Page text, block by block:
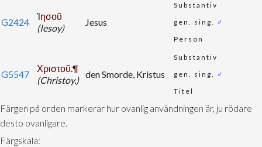
G2424
Ἰησοῦ
(Iesoy)
Jesus
Substantiv
gen. sing. ♂
Person
G5547
Χριστοῦ.¶
(Christoy.)
den Smorde, Kristus
Substantiv
gen. sing. ♂
Titel
Färgen på orden markerar hur ovanlig användningen är, ju rödare
desto ovanligare.
Färgskala: